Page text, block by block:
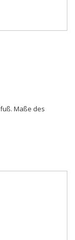
Maße des